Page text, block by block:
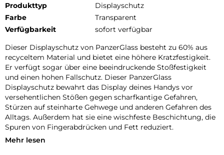
Produkttyp
Displayschutz
Farbe
Transparent
Verfügbarkeit
sofort verfügbar
Dieser Displayschutz von PanzerGlass besteht zu 60% aus
recyceltem Material und bietet eine höhere Kratzfestigkeit.
Er verfügt sogar über eine beeindruckende Stoßfestigkeit
und einen hohen Fallschutz. Dieser PanzerGlass
Displayschutz bewahrt das Display deines Handys vor
versehentlichen Stößen gegen scharfkantige Gefahren,
Stürzen auf steinharte Gehwege und anderen Gefahren des
Alltags. Außerdem hat sie eine wischfeste Beschichtung, die
Spuren von Fingerabdrücken und Fett reduziert.
Und um es noch einfacher zu machen, haben wir eine
Mehr lesen